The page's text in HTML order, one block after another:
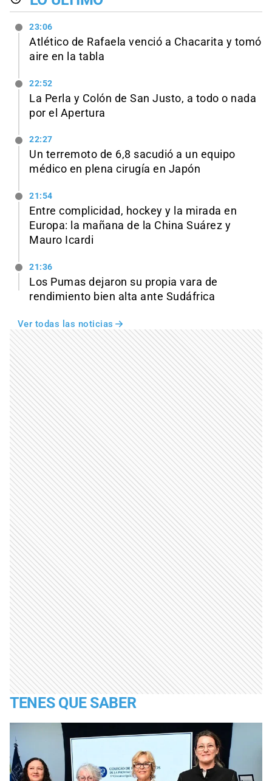
23:06
Atlético de Rafaela venció a Chacarita y tomó
aire en la tabla
22:52
La Perla y Colón de San Justo, a todo o nada
por el Apertura
22:27
Un terremoto de 6,8 sacudió a un equipo
médico en plena cirugía en Japón
21:54
Entre complicidad, hockey y la mirada en
Europa: la mañana de la China Suárez y
Mauro Icardi
21:36
Los Pumas dejaron su propia vara de
rendimiento bien alta ante Sudáfrica
Ver todas las noticias
TENES QUE SABER